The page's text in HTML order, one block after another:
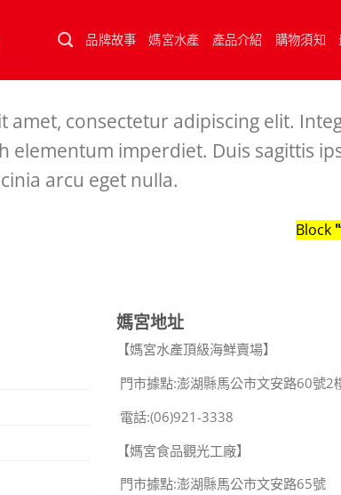
品牌故事 媽宮水產 產品介紹 購物須知
amet, consectetur adipiscing elit.
elementum imperdiet. Duis sagittis
arcu eget nulla.
Block
媽宮地址
【媽宮水產頂級海鮮賣場】
門市據點:澎湖縣馬公市文安路60號2
電話:(06)921-3338
【媽宮食品觀光工廠】
門市據點:澎湖縣馬公市文安路65號